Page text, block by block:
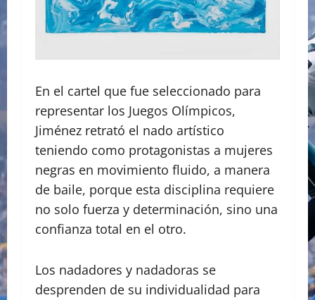
En el cartel que fue seleccionado para
representar los Juegos Olímpicos,
Jiménez retrató el nado artístico
teniendo como protagonistas a mujeres
negras en movimiento fluido, a manera
de baile, porque esta disciplina requiere
no solo fuerza y determinación, sino una
confianza total en el otro.
Los nadadores y nadadoras se
desprenden de su individualidad para